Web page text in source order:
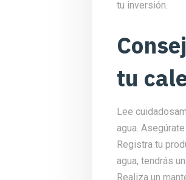
tu inversión.
tu
Lee
agua.
Registra tu
agua, tendrás
Realiza un